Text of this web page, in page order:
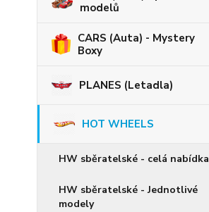
modelů
CARS (Auta) - Mystery
Boxy
PLANES (Letadla)
HOT WHEELS
HW sběratelské - celá nabídka
HW sběratelské - Jednotlivé
modely